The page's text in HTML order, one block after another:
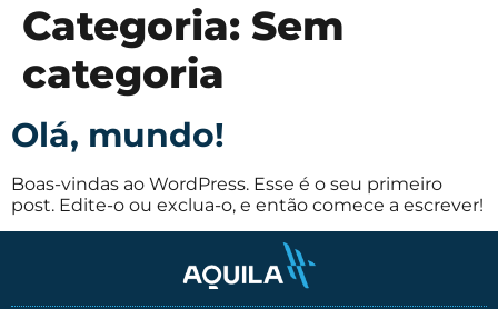
Categoria: Sem
categoria
Olá, mundo!
Boas-vindas ao WordPress. Esse é o seu primeiro
post. Edite-o ou exclua-o, e então comece a escrever!